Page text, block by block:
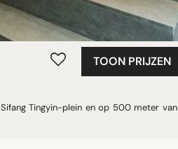
TOON PRIJZEN
Tingyin-plein en op 500 meter van